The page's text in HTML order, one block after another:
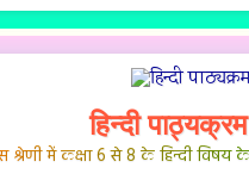
हिन्दी
श्रेणी में कक्षा 6 से 8 के हिन्दी विषय